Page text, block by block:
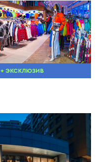
+ ЭКСКЛЮЗИВ